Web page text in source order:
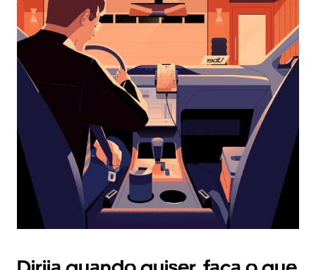
selecionar
uma
data.
Pressione
a
tecla
“ESC”
o
calendário.